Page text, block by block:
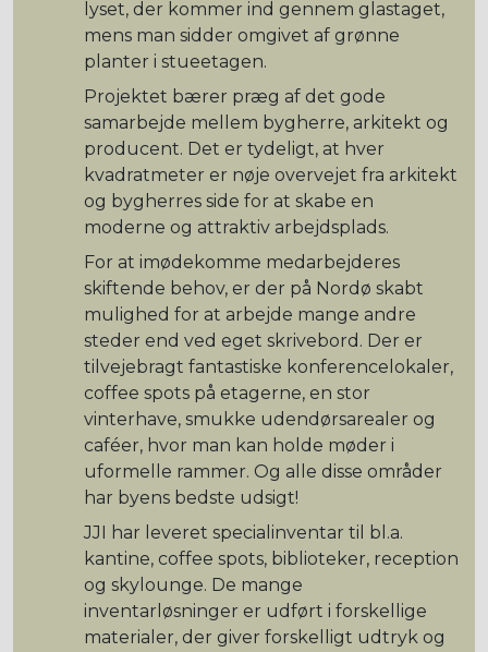
lyset, der kommer ind gennem glastaget,
mens man sidder omgivet af grønne
planter i stueetagen.
Projektet bærer præg af det gode
samarbejde mellem bygherre, arkitekt og
producent. Det er tydeligt, at hver
kvadratmeter er nøje overvejet fra arkitekt
og bygherres side for at skabe en
moderne og attraktiv arbejdsplads.
For at imødekomme medarbejderes
skiftende behov, er der på Nordø skabt
mulighed for at arbejde mange andre
steder end ved eget skrivebord. Der er
tilvejebragt fantastiske konferencelokaler,
coffee spots på etagerne, en stor
vinterhave, smukke udendørsarealer og
caféer, hvor man kan holde møder i
uformelle rammer. Og alle disse områder
har byens bedste udsigt!
JJI har leveret specialinventar til bl.a.
kantine, coffee spots, biblioteker, reception
og skylounge. De mange
inventarløsninger er udført i forskellige
materialer, der giver forskelligt udtryk og